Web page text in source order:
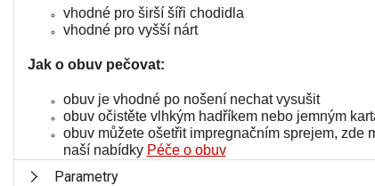
vhodné pro širší šíři chodidla
vhodné pro vyšší nárt
Jak o obuv pečovat:
obuv je vhodné po nošení nechat vysušit
obuv očistěte vlhkým hadříkem nebo jemným
obuv můžete ošetřit impregnačním sprejem, zde
naší nabídky Péče o obuv
Parametry